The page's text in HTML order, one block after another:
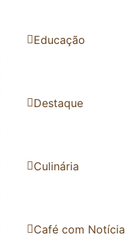
Educação
Destaque
Culinária
Café com Notícia